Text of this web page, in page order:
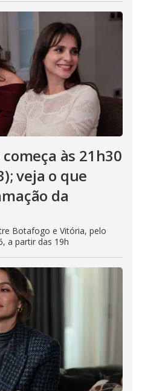
às 21h30
veja o que
da
Botafogo e Vitória, pelo
a partir das 19h